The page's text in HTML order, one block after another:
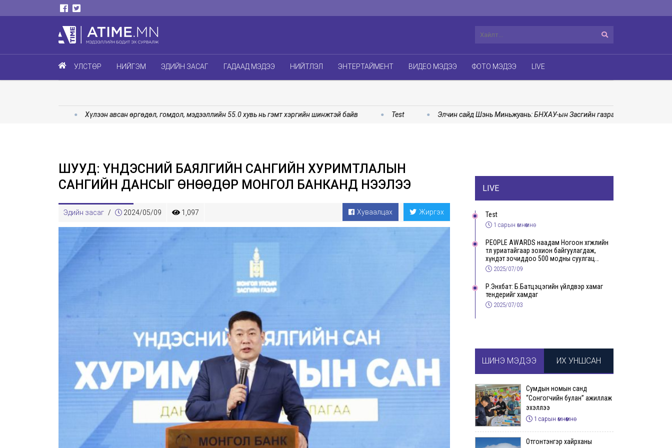
УЛСТӨР НИЙГЭМ ЭДИЙН ЗАСАГ ГАДААД МЭДЭЭ НИЙТЛЭЛ ЭНТЕРТАЙМЕНТ ВИДЕО МЭДЭЭ ФОТО МЭДЭЭ LIVE
Хүлээн авсан өргөдөл, гомдол, мэдээллийн 55.0 хувь нь гэмт хэргийн шинжтэй байв Test Элчин сайд Шэнь Миньжуань: БНХАУ-ын Засгийн газраас Монгол Улсад
ШУУД: ҮНДЭСНИЙ БАЯЛГИЙН САНГИЙН ХУРИМТЛАЛЫН
САНГИЙН ДАНСЫГ ӨНӨӨДӨР МОНГОЛ БАНКАНД НЭЭЛЭЭ
Эдийн засаг / 2024/05/09 1,097 Хуваалцах Жиргэх
LIVE
Test
1 сарын өмнөөмнө
PEOPLE AWARDS наадам Ногоон хөгжлийн
төлөө уриатайгаар зохион байгуулагдаж,
хүндэт зочиддоо 500 модны суулгац
бэлэглэлээ
2025/07/09
Р.Энхбат: Б.Батцэцэгийн үйлдвэр хамаг
тендерийг хамдаг
2025/07/03
ШИНЭ МЭДЭЭ ИХ УНШСАН
Сумдын номын санд
“Сонгогчийн булан” ажиллаж
эхэллээ
1 сарын өмнөөмнө
Отгонтэнгэр хайрханы